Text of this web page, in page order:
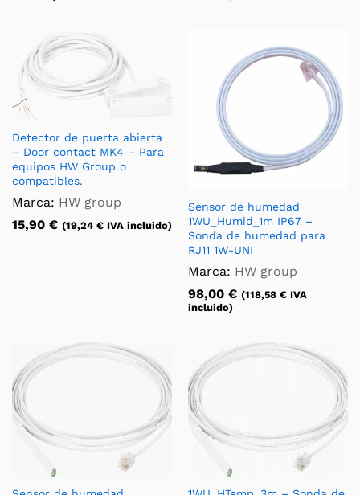
Detector de puerta abierta
– Door contact MK4 – Para
equipos HW Group o
compatibles.
Marca: HW group
15,90 € (19,24 € IVA incluido)
Sensor de humedad
1WU_Humid_1m IP67 –
Sonda de humedad para
RJ11 1W-UNI
Marca: HW group
98,00 € (118,58 € IVA
incluido)